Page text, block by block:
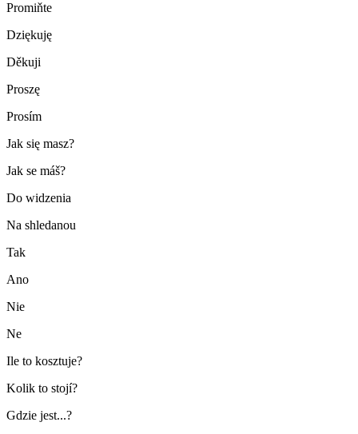
Promiňte
Dziękuję
Děkuji
Proszę
Prosím
Jak się masz?
Jak se máš?
Do widzenia
Na shledanou
Tak
Ano
Nie
Ne
Ile to kosztuje?
Kolik to stojí?
Gdzie jest...?